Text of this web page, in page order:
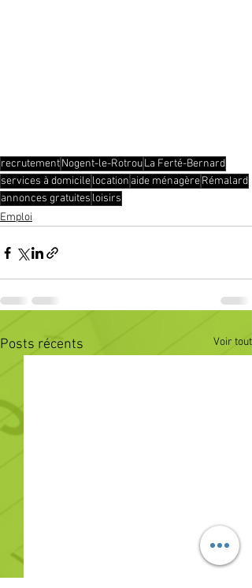
recrutementNogent-le-RotrouLa Ferté-Bernard
services à domicilelocation aide ménagèreRémalard
annonces gratuites loisirs
Emploi
Posts récents Voir tout